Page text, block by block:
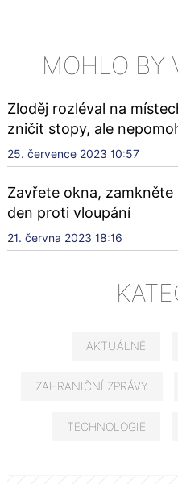
MOHLO BY
Zloděj rozléval na
zničit stopy, ale
25. července 2023 10:57
Zavřete okna,
den proti vloupání
21. června 2023 18:16
AKTUÁLNĚ
ZAHRANIČNÍ ZPRÁVY
TECHNOLOGIE